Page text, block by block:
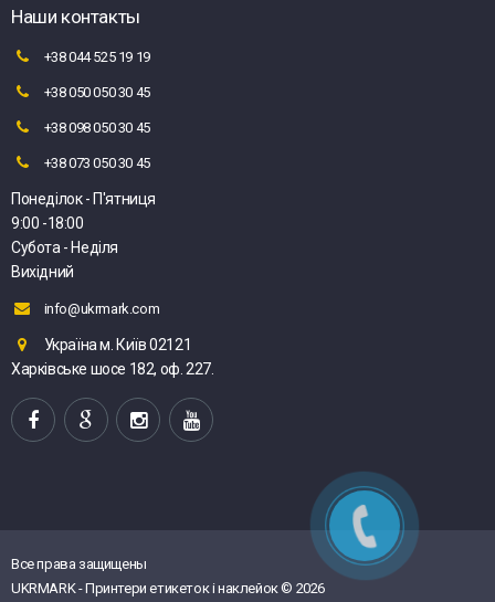
Наши контакты
+38 044 525 19 19
+38 050 050 30 45
+38 098 050 30 45
+38 073 050 30 45
Понеділок - П'ятниця
9:00 -18:00
Субота - Неділя
Вихідний
info@ukrmark.com
Україна м. Київ 02121
Харківське шосе 182, оф. 227.
Все права защищены
UKRMARK - Принтери етикеток і наклейок © 2026